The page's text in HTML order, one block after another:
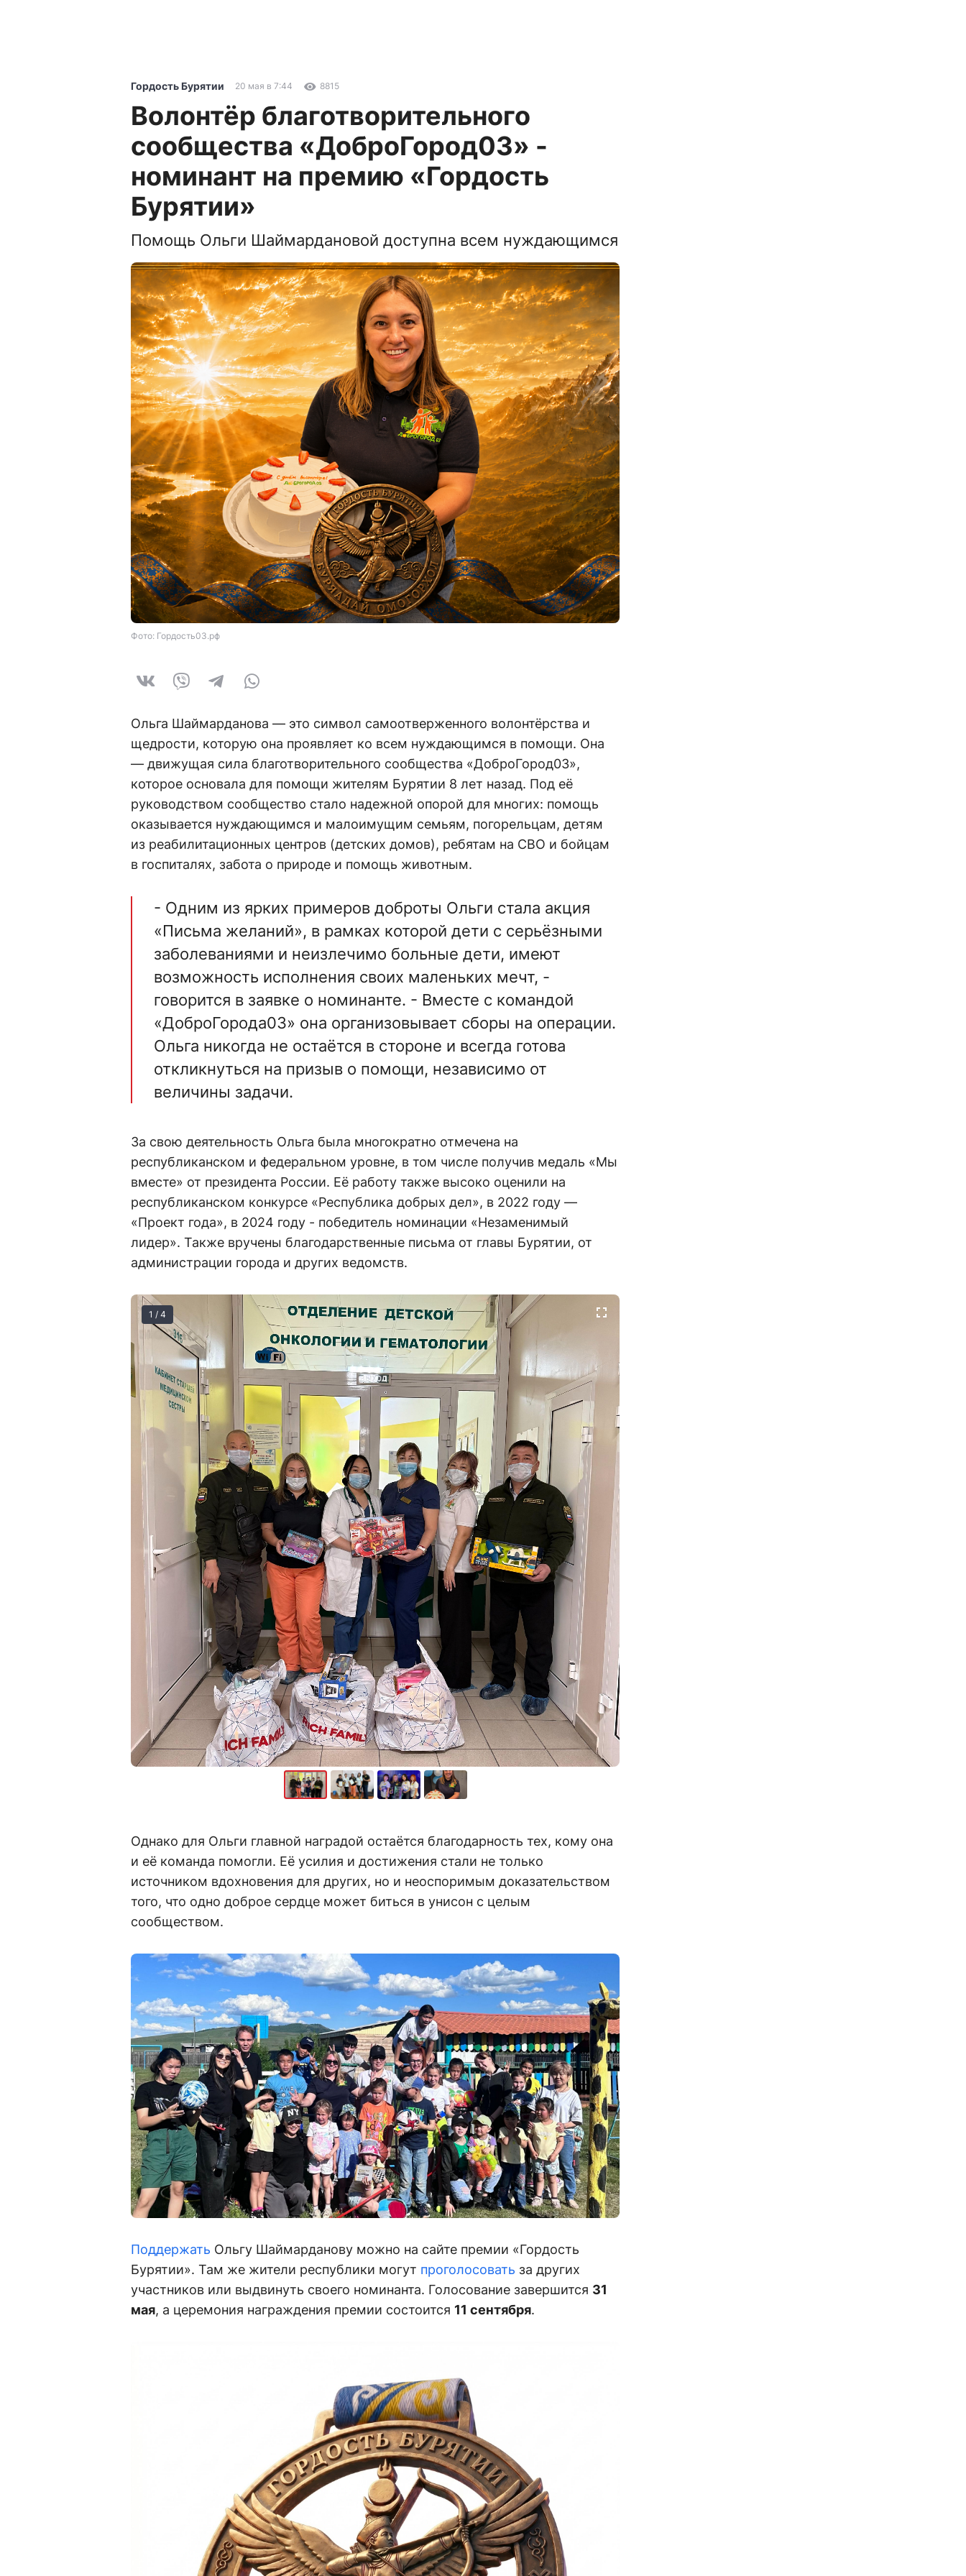
Гордость Бурятии 20 мая в 7:44 8815
Волонтёр благотворительного
сообщества «ДоброГород03» -
номинант на премию «Гордость
Бурятии»
Помощь Ольги Шаймардановой доступна всем нуждающимся
Фото: Гордость03.рф
Ольга Шаймарданова — это символ самоотверженного волонтёрства и
щедрости, которую она проявляет ко всем нуждающимся в помощи. Она
— движущая сила благотворительного сообщества «ДоброГород03»,
которое основала для помощи жителям Бурятии 8 лет назад. Под её
руководством сообщество стало надежной опорой для многих: помощь
оказывается нуждающимся и малоимущим семьям, погорельцам, детям
из реабилитационных центров (детских домов), ребятам на СВО и бойцам
в госпиталях, забота о природе и помощь животным.
- Одним из ярких примеров доброты Ольги стала акция
«Письма желаний», в рамках которой дети с серьёзными
заболеваниями и неизлечимо больные дети, имеют
возможность исполнения своих маленьких мечт, -
говорится в заявке о номинанте. - Вместе с командой
«ДоброГорода03» она организовывает сборы на операции.
Ольга никогда не остаётся в стороне и всегда готова
откликнуться на призыв о помощи, независимо от
величины задачи.
За свою деятельность Ольга была многократно отмечена на
республиканском и федеральном уровне, в том числе получив медаль «Мы
вместе» от президента России. Её работу также высоко оценили на
республиканском конкурсе «Республика добрых дел», в 2022 году —
«Проект года», в 2024 году - победитель номинации «Незаменимый
лидер». Также вручены благодарственные письма от главы Бурятии, от
администрации города и других ведомств.
1 / 4
Однако для Ольги главной наградой остаётся благодарность тех, кому она
и её команда помогли. Её усилия и достижения стали не только
источником вдохновения для других, но и неоспоримым доказательством
того, что одно доброе сердце может биться в унисон с целым
сообществом.
Поддержать Ольгу Шаймарданову можно на сайте премии «Гордость
Бурятии». Там же жители республики могут проголосовать за других
участников или выдвинуть своего номинанта. Голосование завершится 31
мая, а церемония награждения премии состоится 11 сентября.